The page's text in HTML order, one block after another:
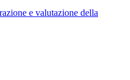
e valutazione della